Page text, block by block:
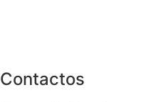
Contactos